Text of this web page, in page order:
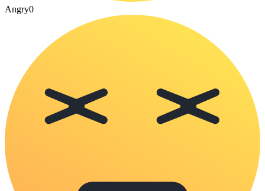
Angry0